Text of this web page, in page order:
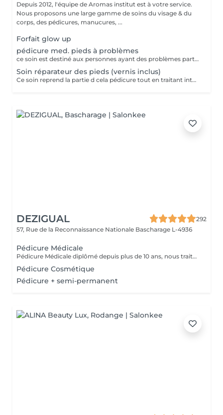
Depuis 2012, l'équipe de Aromas institut est à votre service.
Nous proposons une large gamme de soins du visage & du
corps, des pédicures, manucures, ...
Forfait glow up
pédicure med. pieds à problèmes
ce soin est destiné aux personnes ayant des problèmes particuliers aux pieds. vernis non inclus
Soin réparateur des pieds (vernis inclus)
Ce soin reprend la partie d cela pédicure tout en traitant intensément les pieds déshydratés grace un masque spécifique (pose vernis inclus). Pensez a ramener des chaussures ouvertes pour la pose de vernis. Nous vous prions de bien vouloir respecter votre rendez-vous. En prenant rendez-vous, vous occupez une place, dont une autre personne aurait éventuellement besoin. Tout rendez-vous non annulé 24h en avance, est susceptible d'être facturé. (Si vous ne pouvez pas vous présenter à votre RDV, proposez-le éventuellement à un proche ou à un ami) Toute l'équipe de Aromas Institut vous remercie pour votre respect et votre compréhension.
DEZIGUAL
292
57, Rue de la Reconnaissance Nationale Bascharage L-4936
Pédicure Médicale
Pédicure Médicale diplômé depuis plus de 10 ans, nous traitons tout type d'affection du pied comme les cors, durillons, ongles incarnés, onychomycose, hygromage afin de soulager, soigner et prévenir toutes les affections du pied. Notre matériel est désinfecté et stérilisé avec des produits de podologie appropriés, pour vous garantir une hygiène complète. Complété votre pédicure Médicale par une réflexologie plantaire pour vous redonner légèreté et bien être totale.
Pédicure Cosmétique
Pédicure + semi-permanent